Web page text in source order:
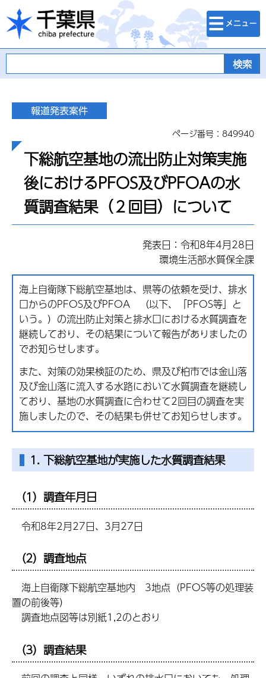
千葉県
検索・メニュ
ー
ページ番号：849940
下総航空基地の流出防止対策実施
後におけるPFOS及びPFOAの水
質調査結果（２回目）について
発表日：令和8年4月28日
環境生活部水質保全課
海上自衛隊下総航空基地は、県等の依頼を受け、排水
口からのPFOS及びPFOA （以下、「PFOS等」と
いう。）の流出防止対策と排水口における水質調査を
継続しており、その結果について報告がありましたの
でお知らせします。
また、対策の効果検証のため、県及び柏市では金山落
及び金山落に流入する水路において水質調査を継続し
ており、基地の水質調査に合わせて2回目の調査を実
施しましたので、その結果も併せてお知らせします。
1. 下総航空基地が実施した水質調査結果
（1）調査年月日
令和8年2月27日、3月27日
（2）調査地点
海上自衛隊下総航空基地内 3地点（PFOS等の処理装
置の前後等）
調査地点図等は別紙1,2のとおり
（3）調査結果